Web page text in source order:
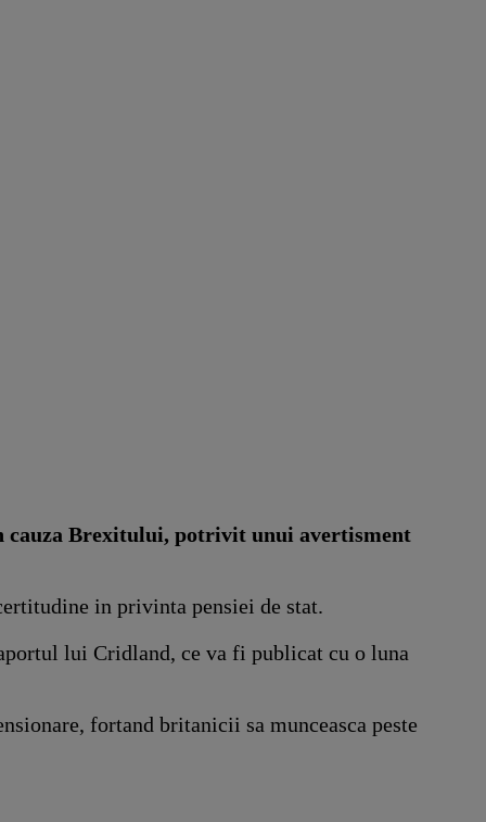
cauza Brexitului, potrivit unui avertisment
in privinta pensiei de stat.
lui Cridland, ce va fi publicat cu o luna
fortand britanicii sa munceasca peste